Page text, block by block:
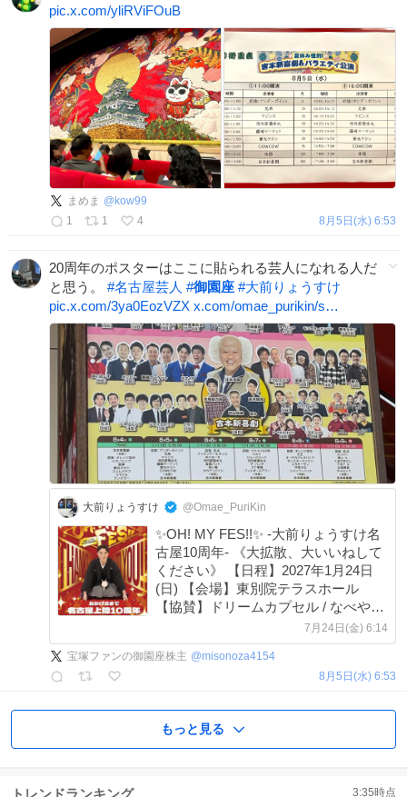
pic.x.com/yliRViFOuB
まめま @ kow99
1
1 4 8月5日(水) 6:53
20周年のポスターはここに貼られる芸人になれる人だ
と思う。 #名古屋芸人 #御園座 #大前りょうすけ
pic.x.com/3ya0EozVZX x.com/omae_purikin/s…
大前りょうすけ @Omae_PuriKin
✨OH! MY FES!!✨ ‐大前りょうすけ名
古屋10周年‐ 《大拡散、大いいねして
ください》 【日程】2027年1月24日
(日) 【会場】東別院テラスホール
【協賛】ドリームカプセル / なべやき
イベント！！ 絶対に楽しませます！
お祭りです！
7月24日(金) 6:14
宝塚ファンの御園座株主 @misonoza4154
8月5日(水) 6:53
もっと見る
トレンドランキング 3:35時点